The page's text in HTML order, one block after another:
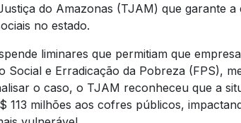
do Amazonas (TJAM) que garante
no estado.
liminares que permitiam que
Social e Erradicação da Pobreza (FPS),
o caso, o TJAM reconheceu que a
113 milhões aos cofres públicos,